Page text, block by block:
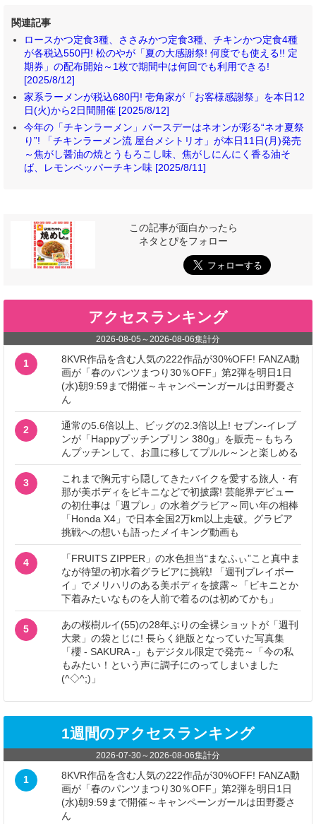
関連記事
ロースかつ定食3種、ささみかつ定食3種、チキンかつ定食4種
が各税込550円! 松のやが「夏の大感謝祭! 何度でも使える!! 定
期券」の配布開始～1枚で期間中は何回でも利用できる!
[2025/8/12]
家系ラーメンが税込680円! 壱角家が「お客様感謝祭」を本日12
日(火)から2日間開催 [2025/8/12]
今年の「チキンラーメン」バースデーはネオンが彩る“ネオ夏祭
り”! 「チキンラーメン流 屋台メシトリオ」が本日11日(月)発売
～焦がし醤油の焼とうもろこし味、焦がしにんにく香る油そ
ば、レモンペッパーチキン味 [2025/8/11]
この記事が面白かったら
ネタとぴをフォロー
アクセスランキング
2026-08-05 ～2026-08-06集計分
1
8KVR作品を含む人気の222作品が30%OFF! FANZA動
画が「春のパンツまつり30％OFF」第2弾を明日1日
(水)朝9:59まで開催～キャンペーンガールは田野憂さ
ん
2
通常の5.6倍以上、ビッグの2.3倍以上! セブン‐イレブ
ンが「Happyプッチンプリン 380g」を販売～もちろ
んプッチンして、お皿に移してプルル～ンと楽しめる
3
これまで胸元すら隠してきたバイクを愛する旅人・有
那が美ボディをビキニなどで初披露! 芸能界デビュー
の初仕事は「週プレ」の水着グラビア～同い年の相棒
「Honda X4」で日本全国2万km以上走破。グラビア
挑戦への想いも語ったメイキング動画も
4
「FRUITS ZIPPER」の水色担当“まなふぃ”こと真中ま
なが待望の初水着グラビアに挑戦! 「週刊プレイボー
イ」でメリハリのある美ボディを披露～「ビキニとか
下着みたいなものを人前で着るのは初めてかも」
5
あの桜樹ルイ(55)の28年ぶりの全裸ショットが「週刊
大衆」の袋とじに! 長らく絶版となっていた写真集
「櫻 - SAKURA -」もデジタル限定で発売～「今の私
もみたい！という声に調子にのってしまいました
(^◇^;)」
1週間のアクセスランキング
2026-07-30～2026-08-06集計分
1
8KVR作品を含む人気の222作品が30%OFF! FANZA動
画が「春のパンツまつり30％OFF」第2弾を明日1日
(水)朝9:59まで開催～キャンペーンガールは田野憂さ
ん